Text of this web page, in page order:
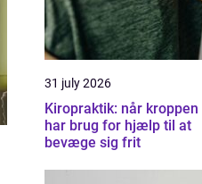
31 july 2026
Kiropraktik: når kroppen
har brug for hjælp til at
bevæge sig frit